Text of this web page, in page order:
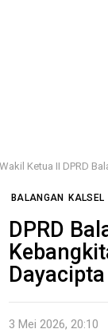
Wakil Ketua II DPRD
BALANGAN KALSEL
DPRD
3 Mei 2026, 20:10